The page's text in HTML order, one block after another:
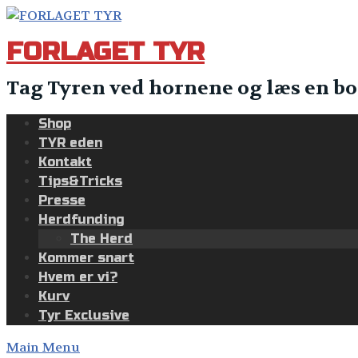
Skip
content
FORLAGET TYR
Tag Tyren ved hornene og læs en
Shop
TYR eden
Kontakt
Tips&Tricks
Presse
Herdfunding
The Herd
Kommer snart
Hvem er vi?
Kurv
Tyr Exclusive
Main Menu